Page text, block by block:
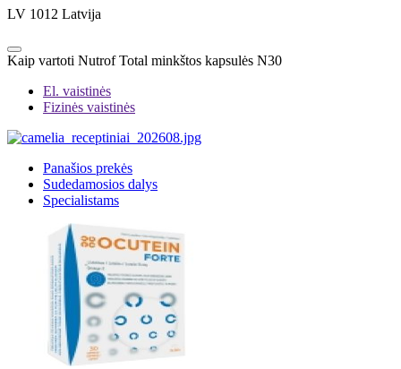
LV 1012 Latvija
Kaip vartoti Nutrof Total minkštos kapsulės N30
El. vaistinės
Fizinės vaistinės
Panašios prekės
Sudedamosios dalys
Specialistams